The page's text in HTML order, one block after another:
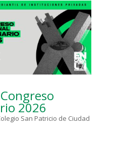
2026
San Patricio de Ciudad